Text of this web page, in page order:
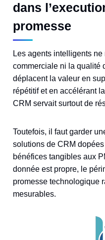
dans
promesse
Les agents intelligents
commerciale ni la qualité
déplacent la valeur en
répétitif et en accélérant
CRM servait surtout de
Toutefois, il faut garder
solutions de CRM
bénéfices tangibles aux
donnée est propre, le
promesse technologique
mesurables.